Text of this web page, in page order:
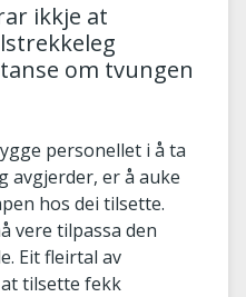
ikkje at
om tvungen
personellet i å ta
avgjerder, er å auke
hos dei tilsette.
vere tilpassa den
Eit fleirtal av
tilsette fekk